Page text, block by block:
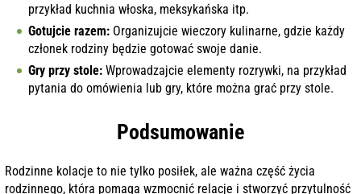
przykład kuchnia włoska, meksykańska itp.
Gotujcie razem: Organizujcie wieczory kulinarne, gdzie każdy
członek rodziny będzie gotować swoje danie.
Gry przy stole: Wprowadzajcie elementy rozrywki, na przykład
pytania do omówienia lub gry, które można grać przy stole.
Podsumowanie
Rodzinne kolacje to nie tylko posiłek, ale ważna część życia
rodzinnego, która pomaga wzmocnić relacje i stworzyć przytulność